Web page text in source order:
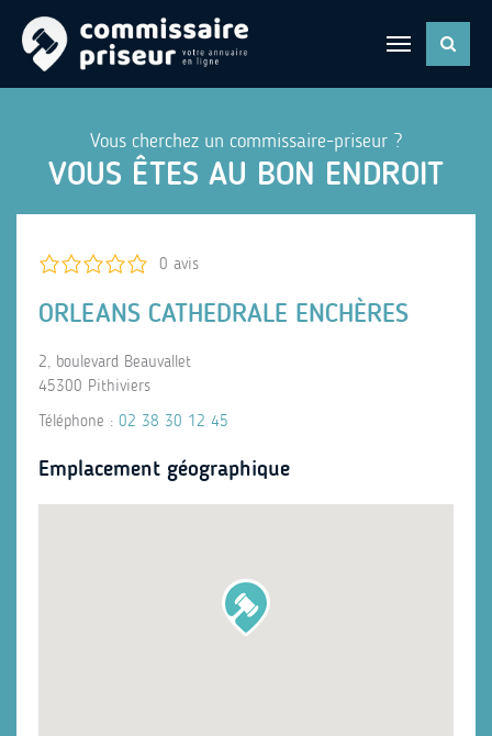
Vous cherchez un commissaire-priseur ?
VOUS ÊTES AU BON ENDROIT
0 avis
ORLEANS CATHEDRALE ENCHÈRES
2, boulevard Beauvallet
45300 Pithiviers
Téléphone : 02 38 30 12 45
Emplacement géographique